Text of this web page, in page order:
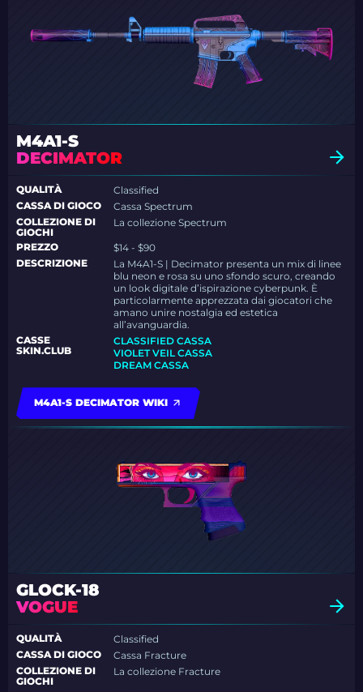
M4A1-S
DECIMATOR
QUALITÀ
Classified
CASSA DI GIOCO
Cassa Spectrum
COLLEZIONE DI
GIOCHI
La collezione Spectrum
PREZZO
$14 - $90
DESCRIZIONE
La M4A1-S | Decimator presenta un mix di linee
blu neon e rosa su uno sfondo scuro, creando
un look digitale d’ispirazione cyberpunk. È
particolarmente apprezzata dai giocatori che
amano unire nostalgia ed estetica
all’avanguardia.
CASSE
SKIN.CLUB
CLASSIFIED CASSA
VIOLET VEIL CASSA
DREAM CASSA
M4A1-S DECIMATOR WIKI
GLOCK-18
VOGUE
QUALITÀ
Classified
CASSA DI GIOCO
Cassa Fracture
COLLEZIONE DI
GIOCHI
La collezione Fracture